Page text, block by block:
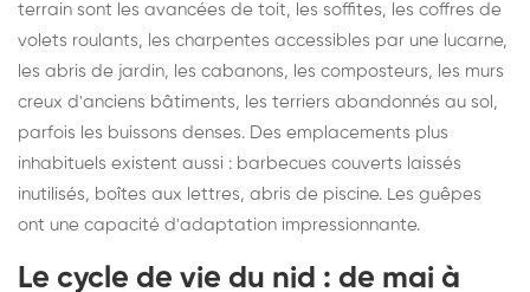
terrain sont les avancées de toit, les soffites, les coffres de
volets roulants, les charpentes accessibles par une lucarne,
les abris de jardin, les cabanons, les composteurs, les murs
creux d'anciens bâtiments, les terriers abandonnés au sol,
parfois les buissons denses. Des emplacements plus
inhabituels existent aussi : barbecues couverts laissés
inutilisés, boîtes aux lettres, abris de piscine. Les guêpes
ont une capacité d'adaptation impressionnante.
Le cycle de vie du nid : de mai à